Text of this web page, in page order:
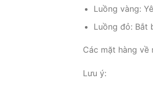
Luồng vàng:
Luồng đỏ: Bắt
Các mặt hàng về
Lưu ý: